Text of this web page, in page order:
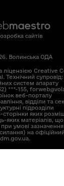
сайтів
Волинська ОДА
ліцензією Creative
супровід:
систем апарату
***-155,
веб-порталу
відділи та
підрозділи
сторінки яких
яких матеріалів, що
при умові
на